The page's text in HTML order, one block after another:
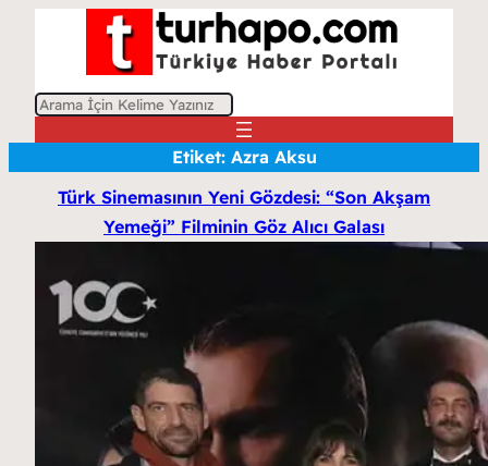
A
Etiket: Azra Aksu
Türk Sinemasının Yeni Gözdesi: “Son Akşam
Yemeği” Filminin Göz Alıcı Galası